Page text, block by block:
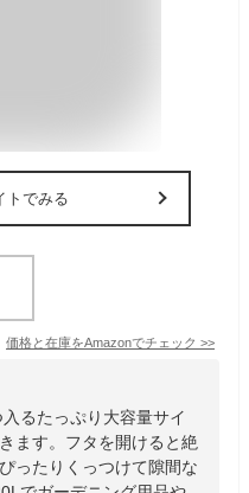
トでみる
価格と在庫をAmazonでチェック >>
るたっぷり大容量サイ
ます。フタを開けると絶
ったりくっつけて隙間な